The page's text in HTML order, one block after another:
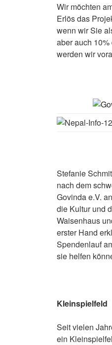
Wir möchten
Erlös das
wenn wir Sie
aber auch
werden wir
Stefanie
nach dem
Govinda e.V.
die Kultur und
Waisenhaus
erster Hand
Spendenlauf
sie helfen
Kleinspielfeld
Seit vielen
ein